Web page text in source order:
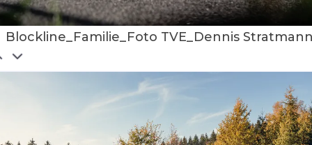
Blockline_Familie_Foto TVE_Dennis